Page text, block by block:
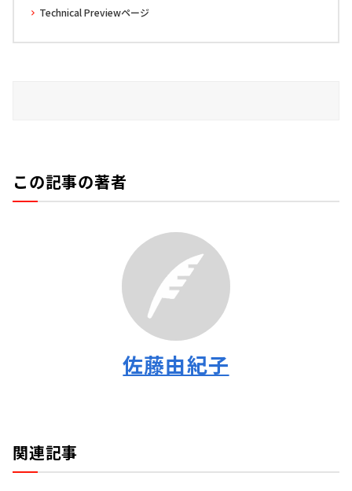
Technical Previewページ
この記事の著者
佐藤由紀子
関連記事